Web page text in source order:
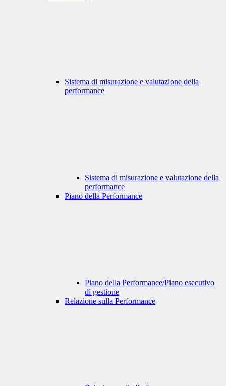
Sistema di misurazione e valutazione della
performance
Sistema di misurazione e valutazione della
performance
Piano della Performance
Piano della Performance/Piano esecutivo
di gestione
Relazione sulla Performance